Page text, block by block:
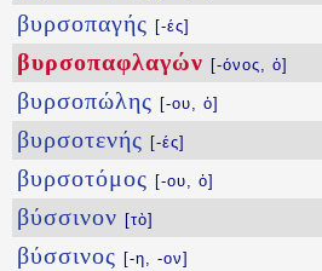
βυρσοπαγής [-ές]
βυρσοπαφλαγών [-όνος, ὁ]
βυρσοπώλης [-ου, ὁ]
βυρσοτενής [-ές]
βυρσοτόμος [-ου, ὁ]
βύσσινον [τὸ]
βύσσινος [-η, -ον]